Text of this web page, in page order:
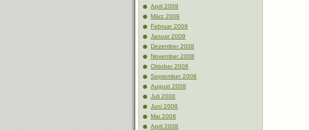
April 2009
März 2009
Februar 2009
Januar 2009
Dezember 2008
November 2008
Oktober 2008
September 2008
August 2008
Juli 2008
Juni 2008
Mai 2008
April 2008